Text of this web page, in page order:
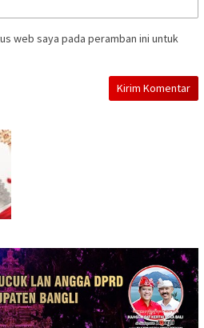
web saya pada peramban ini untuk